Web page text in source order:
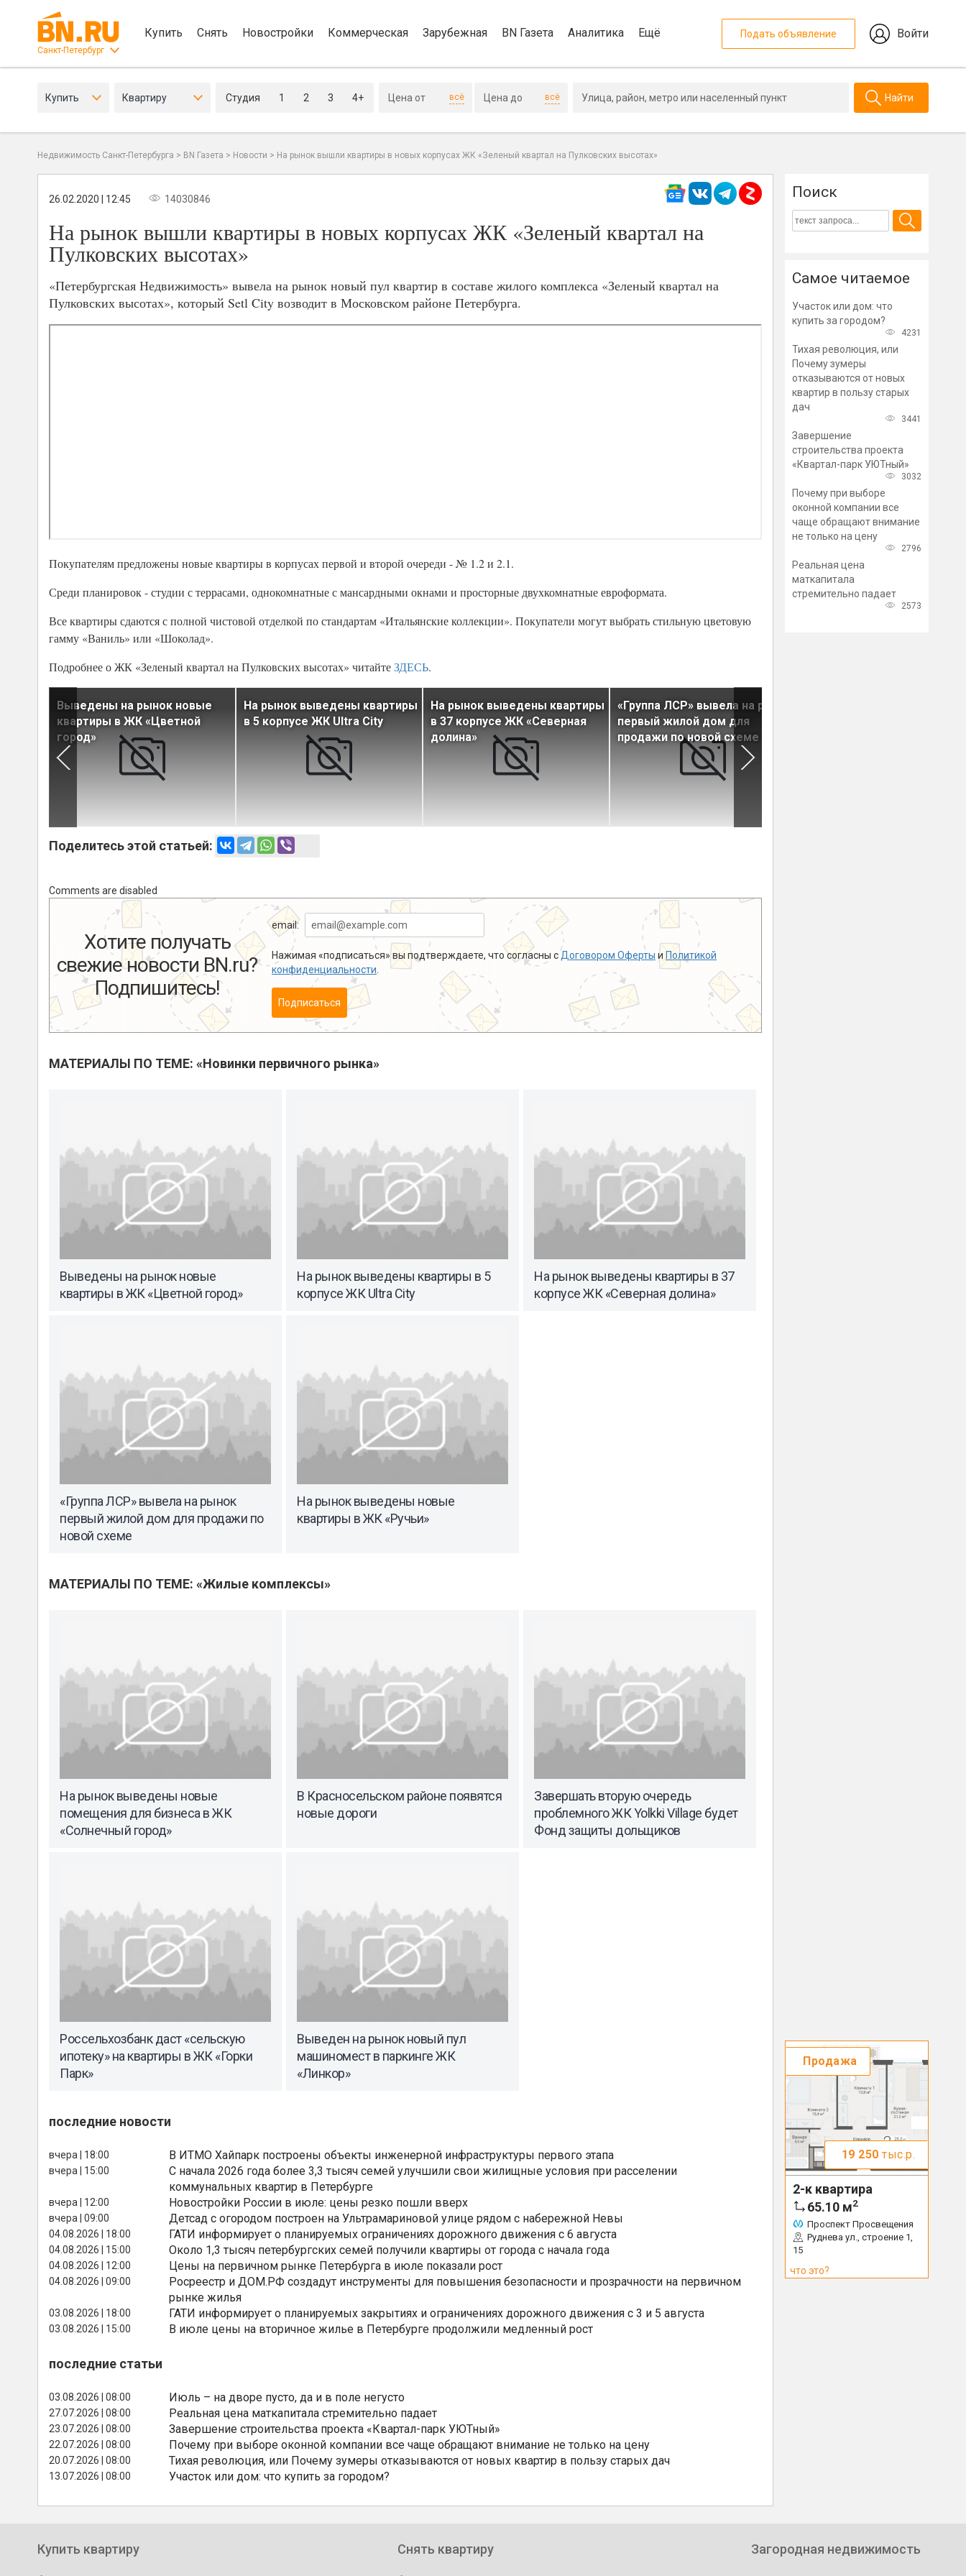
Санкт-Петербург
Купить Снять Новостройки Коммерческая Зарубежная BN Газета Аналитика Ещё Подать объявление Войти
Купить Квартиру Студия 1 2 3 4+ всё всё Найти
Недвижимость Санкт-Петербурга > BN Газета > Новости > На рынок вышли квартиры в новых корпусах ЖК «Зеленый квартал на Пулковских высотах»
26.02.2020 | 12:45 14030846
На рынок вышли квартиры в новых корпусах ЖК «Зеленый квартал на
Пулковских высотах»
«Петербургская Недвижимость» вывела на рынок новый пул квартир в составе жилого комплекса «Зеленый квартал на
Пулковских высотах», который Setl City возводит в Московском районе Петербурга.
Покупателям предложены новые квартиры в корпусах первой и второй очереди - № 1.2 и 2.1.
Среди планировок - студии с террасами, однокомнатные с мансардными окнами и просторные двухкомнатные евроформата.
Все квартиры сдаются с полной чистовой отделкой по стандартам «Итальянские коллекции». Покупатели могут выбрать стильную цветовую
гамму «Ваниль» или «Шоколад».
Подробнее о ЖК «Зеленый квартал на Пулковских высотах» читайтеЗДЕСЬ.
Выведены на рынок новые
квартиры в ЖК «Цветной
город»
На рынок выведены квартиры
в 5 корпусе ЖК Ultra City
На рынок выведены квартиры
в 37 корпусе ЖК «Северная
долина»
«Группа ЛСР» вывела на рынок
первый жилой дом для
продажи по новой схеме
Поделитесь этой статьей:
Comments are disabled
Хотите получать
свежие новости BN.ru?
Подпишитесь!
email:
Нажимая «подписаться» вы подтверждаете, что согласны с Договором Оферты и Политикой
конфиденциальности
Подписаться
МАТЕРИАЛЫ ПО ТЕМЕ: «Новинки первичного рынка»
Выведены на рынок новые
квартиры в ЖК «Цветной город»
На рынок выведены квартиры в 5
корпусе ЖК Ultra City
На рынок выведены квартиры в 37
корпусе ЖК «Северная долина»
«Группа ЛСР» вывела на рынок
первый жилой дом для продажи по
новой схеме
На рынок выведены новые
квартиры в ЖК «Ручьи»
МАТЕРИАЛЫ ПО ТЕМЕ: «Жилые комплексы»
На рынок выведены новые
помещения для бизнеса в ЖК
«Солнечный город»
В Красносельском районе появятся
новые дороги
Завершать вторую очередь
проблемного ЖК Yolkki Village будет
Фонд защиты дольщиков
Россельхозбанк даст «сельскую
ипотеку» на квартиры в ЖК «Горки
Парк»
Выведен на рынок новый пул
машиномест в паркинге ЖК
«Линкор»
последние новости
вчера | 18:00 В ИТМО Хайпарк построены объекты инженерной инфраструктуры первого этапа
вчера | 15:00
С начала 2026 года более 3,3 тысяч семей улучшили свои жилищные условия при расселении
коммунальных квартир в Петербурге
вчера | 12:00 Новостройки России в июле: цены резко пошли вверх
вчера | 09:00 Детсад с огородом построен на Ультрамариновой улице рядом с набережной Невы
04.08.2026 | 18:00 ГАТИ информирует о планируемых ограничениях дорожного движения с 6 августа
04.08.2026 | 15:00 Около 1,3 тысяч петербургских семей получили квартиры от города с начала года
04.08.2026 | 12:00 Цены на первичном рынке Петербурга в июле показали рост
04.08.2026 | 09:00
Росреестр и ДОМ.РФ создадут инструменты для повышения безопасности и прозрачности на первичном
рынке жилья
03.08.2026 | 18:00 ГАТИ информирует о планируемых закрытиях и ограничениях дорожного движения с 3 и 5 августа
03.08.2026 | 15:00 В июле цены на вторичное жилье в Петербурге продолжили медленный рост
последние статьи
03.08.2026 | 08:00 Июль – на дворе пусто, да и в поле негусто
27.07.2026 | 08:00 Реальная цена маткапитала стремительно падает
23.07.2026 | 08:00 Завершение строительства проекта «Квартал-парк УЮТный»
22.07.2026 | 08:00 Почему при выборе оконной компании все чаще обращают внимание не только на цену
20.07.2026 | 08:00 Тихая революция, или Почему зумеры отказываются от новых квартир в пользу старых дач
13.07.2026 | 08:00 Участок или дом: что купить за городом?
Поиск
Самое читаемое
Участок или дом: что
купить за городом?
4231
Тихая революция, или
Почему зумеры
отказываются от новых
квартир в пользу старых
дач
3441
Завершение
строительства проекта
«Квартал-парк УЮТный»
3032
Почему при выборе
оконной компании все
чаще обращают внимание
не только на цену
2796
Реальная цена
маткапитала
стремительно падает
2573
Продажа
19 250 тыс.р.
2-к квартира
65.10 м2
Проспект Просвещения
Руднева ул., строение 1,
15
что это?
Купить квартиру Снять квартиру Загородная недвижимость